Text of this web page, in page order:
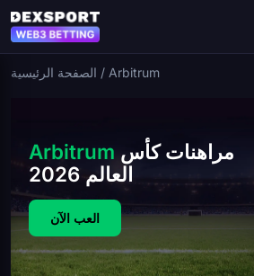
الصفحة الرئيسية / Arbitrum
Arbitrum
العالم 2026
العب الآن